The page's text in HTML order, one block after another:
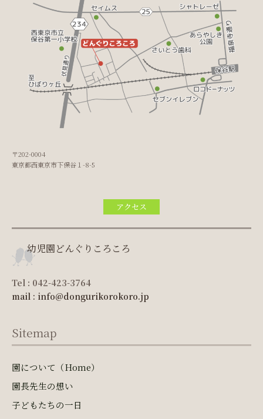
〒202-0004
東京都西東京市下保谷１-8-5
アクセス
幼児園どんぐりころころ
Tel : 042-423-3764
mail : info@dongurikorokoro.jp
Sitemap
園について（Home）
園長先生の想い
子どもたちの一日